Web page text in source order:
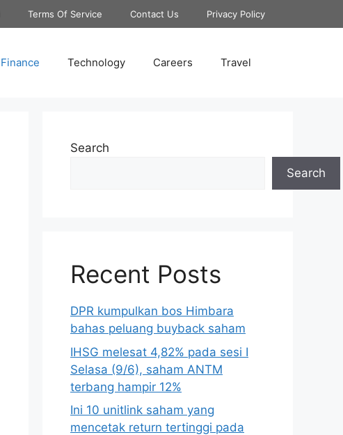
Terms Of Service Contact Us Privacy Policy
Finance Technology Careers Travel
Search
Search
Recent Posts
DPR kumpulkan bos Himbara
bahas peluang buyback saham
IHSG melesat 4,82% pada sesi I
Selasa (9/6), saham ANTM
terbang hampir 12%
Ini 10 unitlink saham yang
mencetak return tertinggi pada